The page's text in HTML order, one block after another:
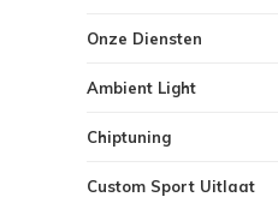
Onze Diensten
Ambient Light
Chiptuning
Custom Sport Uitlaat